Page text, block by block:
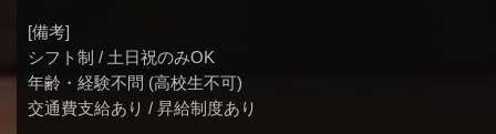
[備考]
シフト制 / 土日祝のみOK
年齢・経験不問 (高校生不可)
交通費支給あり / 昇給制度あり